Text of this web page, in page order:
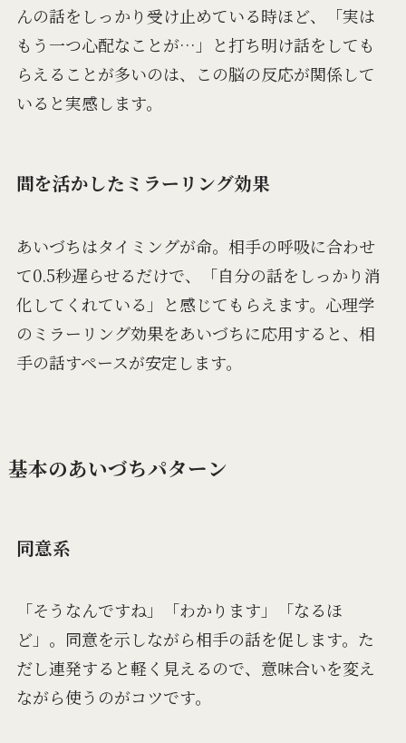
んの話をしっかり受け止めている時ほど、「実は
もう一つ心配なことが…」と打ち明け話をしても
らえることが多いのは、この脳の反応が関係して
いると実感します。
間を活かしたミラーリング効果
あいづちはタイミングが命。相手の呼吸に合わせ
て0.5秒遅らせるだけで、「自分の話をしっかり消
化してくれている」と感じてもらえます。心理学
のミラーリング効果をあいづちに応用すると、相
手の話すペースが安定します。
基本のあいづちパターン
同意系
「そうなんですね」「わかります」「なるほ
ど」。同意を示しながら相手の話を促します。た
だし連発すると軽く見えるので、意味合いを変え
ながら使うのがコツです。